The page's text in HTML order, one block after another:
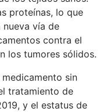
proteínas, lo que
nueva vía de
contra el
los tumores sólidos.
sin
tratamiento de
y el estatus de